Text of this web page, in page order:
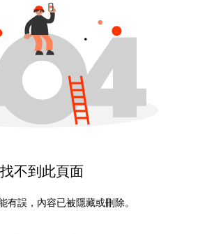
找不到此頁面
有誤，內容已被隱藏或刪除。